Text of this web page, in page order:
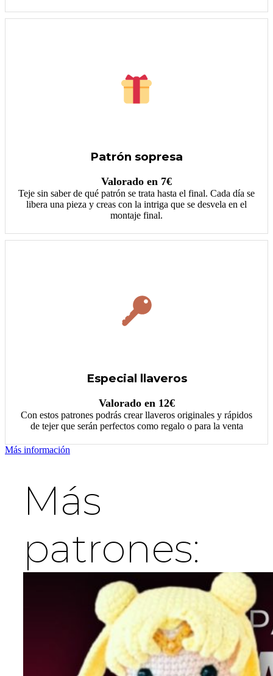
Patrón sopresa
Valorado en 7€
Teje sin saber de qué patrón se trata hasta el final. Cada día se
libera una pieza y creas con la intriga que se desvela en el
montaje final.
Especial llaveros
Valorado en 12€
Con estos patrones podrás crear llaveros originales y rápidos
de tejer que serán perfectos como regalo o para la venta
Más información
Más
patrones: